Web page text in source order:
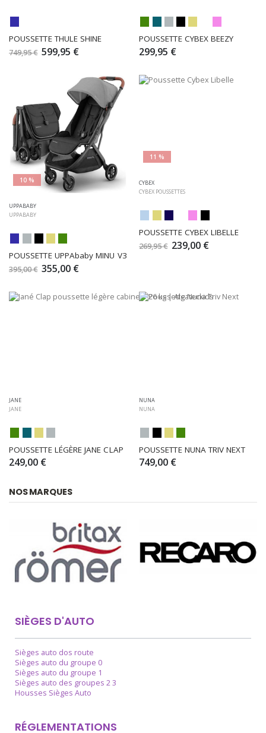
POUSSETTE THULE SHINE
749,95 € 599,95 €
POUSSETTE CYBEX BEEZY
299,95 €
10 %
UPPABABY
UPPABABY
POUSSETTE UPPAbaby MINU V3
395,00 € 355,00 €
11 %
CYBEX
CYBEX POUSSETTES
POUSSETTE CYBEX LIBELLE
269,95 € 239,00 €
JANE
JANE
POUSSETTE LÉGÈRE JANE CLAP
249,00 €
NUNA
NUNA
POUSSETTE NUNA TRIV NEXT
749,00 €
NOS MARQUES
SIÈGES D'AUTO
Sièges auto dos route
Sièges auto du groupe 0
Sièges auto du groupe 1
Sièges auto des groupes 2 3
Housses Sièges Auto
RÉGLEMENTATIONS